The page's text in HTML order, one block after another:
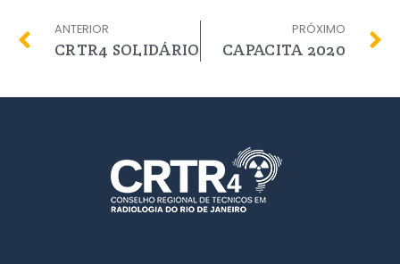
ANTERIOR
CRTR4 SOLIDÁRIO
PRÓXIMO
CAPACITA 2020